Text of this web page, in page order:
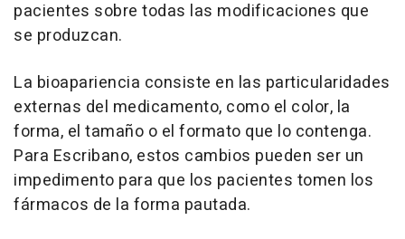
pacientes sobre todas las modificaciones que
se produzcan.
La bioapariencia consiste en las particularidades
externas del medicamento, como el color, la
forma, el tamaño o el formato que lo contenga.
Para Escribano, estos cambios pueden ser un
impedimento para que los pacientes tomen los
fármacos de la forma pautada.